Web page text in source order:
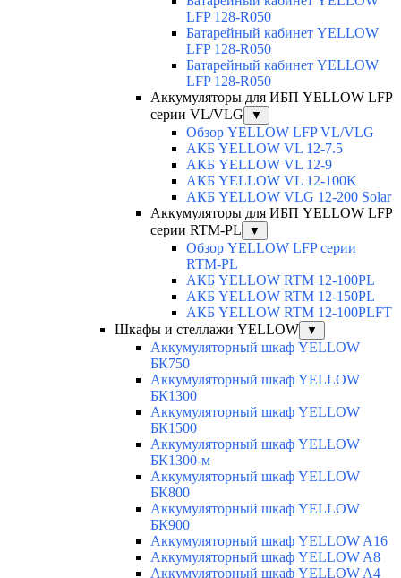
LFP 128-R050
Батарейный кабинет YELLOW
LFP 128-R050
Батарейный кабинет YELLOW
LFP 128-R050
Аккумуляторы для ИБП YELLOW LFP
серии VL/VLG
▼
Обзор YELLOW LFP VL/VLG
АКБ YELLOW VL 12-7.5
АКБ YELLOW VL 12-9
АКБ YELLOW VL 12-100K
АКБ YELLOW VLG 12-200 Solar
Аккумуляторы для ИБП YELLOW LFP
серии RTM-PL
▼
Обзор YELLOW LFP серии
RTM-PL
АКБ YELLOW RTM 12-100PL
АКБ YELLOW RTM 12-150PL
АКБ YELLOW RTM 12-100PLFT
Шкафы и стеллажи YELLOW
▼
Аккумуляторный шкаф YELLOW
БК750
Аккумуляторный шкаф YELLOW
БК1300
Аккумуляторный шкаф YELLOW
БК1500
Аккумуляторный шкаф YELLOW
БК1300-м
Аккумуляторный шкаф YELLOW
БК800
Аккумуляторный шкаф YELLOW
БК900
Аккумуляторный шкаф YELLOW A16
Аккумуляторный шкаф YELLOW A8
Аккумуляторный шкаф YELLOW A4